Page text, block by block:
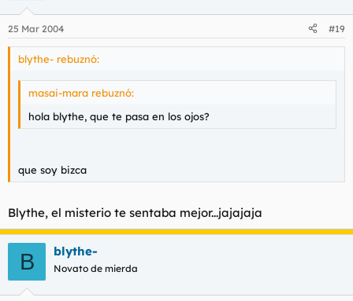
25 Mar 2004 #19
blythe- rebuznó:
masai-mara rebuznó:
hola blythe, que te pasa en los ojos?
que soy bizca
Blythe, el misterio te sentaba mejor...jajajaja
B blythe-
Novato de mierda